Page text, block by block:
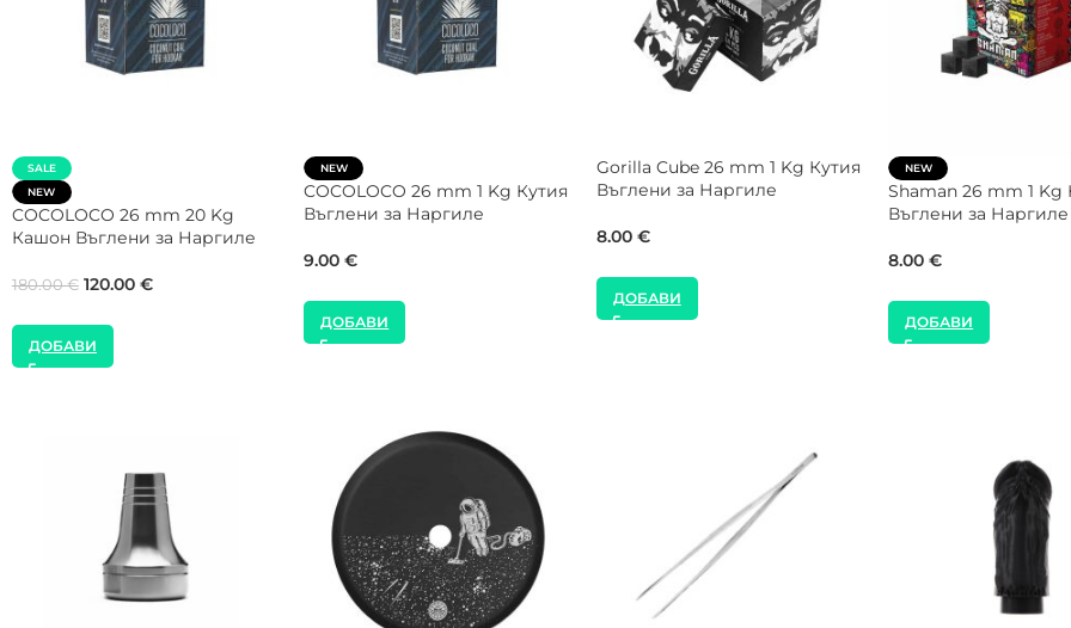
SALE
NEW
COCOLOCO 27 mm 20 Kg
Кашон Въглени за Наргиле
180.00€ 120.00 €
ДОБАВИ
SALE
NEW
FUMELO 26 mm 20 Kg Кашон
ДОБАВИ
SALE
CROWN 26 mm 5 Kg Кутия
ДОБАВИ
NEW
COCOLOCO 27 mm 1
Въглени за Наргиле
9.00€
ДОБАВИ